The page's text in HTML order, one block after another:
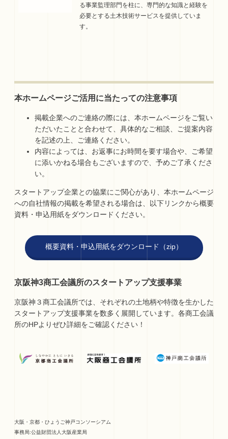
る事業監理部門を柱に、専門的な知識と経験を
必要とする土木技術サービスを提供していま
す。
本ホームページご活用に当たっての注意事項
掲載企業へのご連絡の際には、本ホームページをご覧い
ただいたことと合わせて、具体的なご相談、ご提案内容
を記述の上、ご連絡ください。
内容によっては、お返事にお時間を要す場合や、ご希望
に添いかねる場合もございますので、予めご了承くださ
い。
スタートアップ企業との協業にご関心があり、本ホームページ
への自社情報の掲載を希望される場合は、以下リンクから概要
資料・申込用紙をダウンロードください。
概要資料・申込用紙をダウンロード（zip）
京阪神3商工会議所のスタートアップ支援事業
京阪神３商工会議所では、それぞれの土地柄や特徴を生かした
スタートアップ支援事業を数多く展開しています。各商工会議
所のHPよりぜひ詳細をご確認ください！
大阪・京都・ひょうご神戸コンソーシアム
事務局:公益財団法人大阪産業局